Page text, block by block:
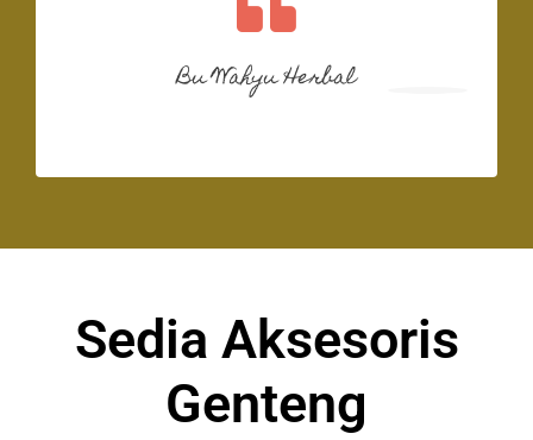
Bu Wahyu Herbal
Sedia Aksesoris
Genteng